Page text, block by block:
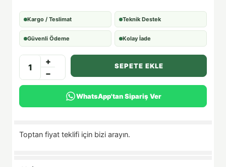
Kargo / Teslimat Teknik Destek
Güvenli Ödeme Kolay İade
+
−
SEPETE EKLE
WhatsApp'tan Sipariş Ver
Toptan fiyat teklifi için bizi arayın.